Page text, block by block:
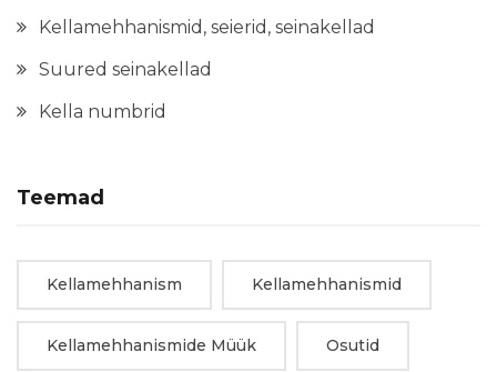
Kellamehhanismid, seierid, seinakellad
Suured seinakellad
Kella numbrid
Teemad
Kellamehhanism Kellamehhanismid
Kellamehhanismide Müük Osutid